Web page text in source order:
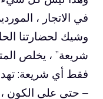
في الاتجار ،
وشيك لحضارتنا
فقط أي شريعة:
– حتى على الكون ،